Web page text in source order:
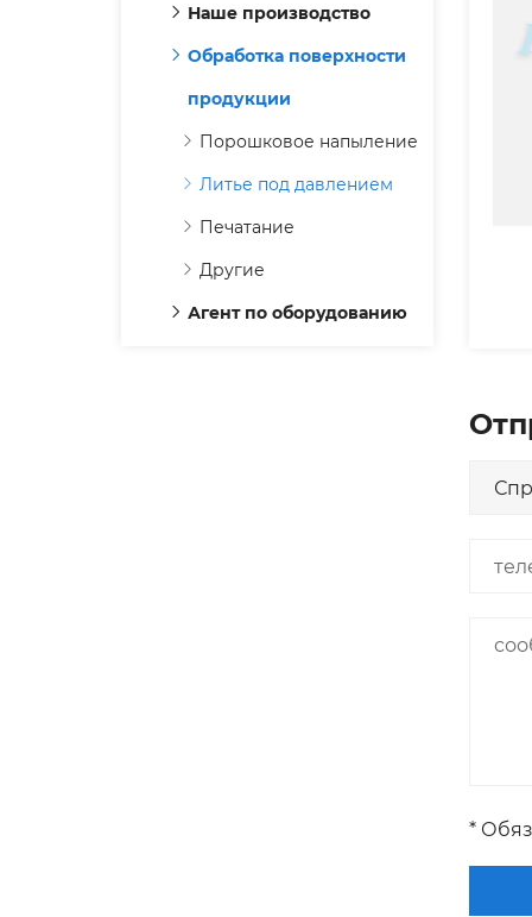
Наше производство
Обработка поверхности
продукции
Порошковое напыление
Литье под давлением
Печатание
Другие
Агент по оборудованию
*